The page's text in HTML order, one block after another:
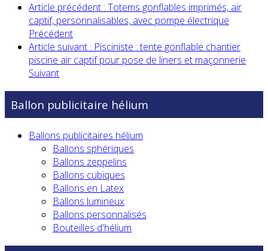
Article précédent : Totems gonflables imprimés, air
captif, personnalisables, avec pompe électrique
Précédent
Article suivant : Pisciniste : tente gonflable chantier
piscine air captif pour pose de liners et maçonnerie
Suivant
Ballon publicitaire hélium
Ballons publicitaires hélium
Ballons sphériques
Ballons zeppelins
Ballons cubiques
Ballons en Latex
Ballons lumineux
Ballons personnalisés
Bouteilles d'hélium